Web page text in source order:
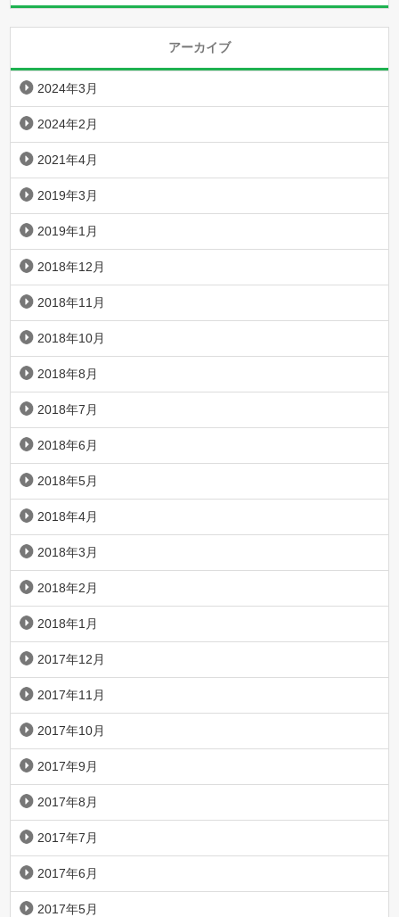
アーカイブ
2024年3月
2024年2月
2021年4月
2019年3月
2019年1月
2018年12月
2018年11月
2018年10月
2018年8月
2018年7月
2018年6月
2018年5月
2018年4月
2018年3月
2018年2月
2018年1月
2017年12月
2017年11月
2017年10月
2017年9月
2017年8月
2017年7月
2017年6月
2017年5月